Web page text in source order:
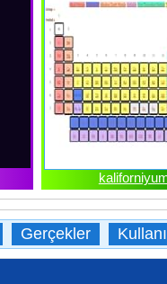
Gerçekler